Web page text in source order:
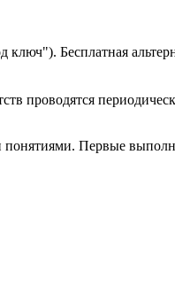
ключ"). Бесплатная
проводятся
Первые